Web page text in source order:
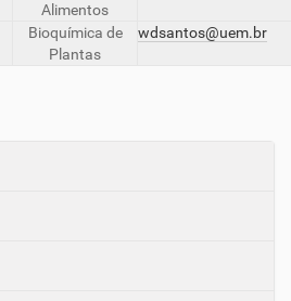
Alimentos
Bioquímica de
Plantas
wdsantos@uem.br